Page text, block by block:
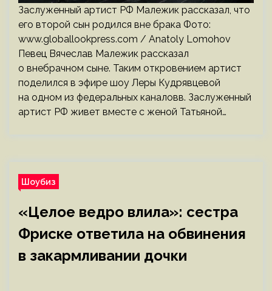
Заслуженный артист РФ Малежик рассказал, что
его второй сын родился вне брака Фото:
www.globallookpress.com / Anatoly Lomohov
Певец Вячеслав Малежик рассказал
о внебрачном сыне. Таким откровением артист
поделился в эфире шоу Леры Кудрявцевой
на одном из федеральных каналовв. Заслуженный
артист РФ живет вместе с женой Татьяной…
Шоубиз
«Целое ведро влила»: сестра
Фриске ответила на обвинения
в закармливании дочки